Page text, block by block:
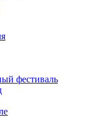
фестиваль